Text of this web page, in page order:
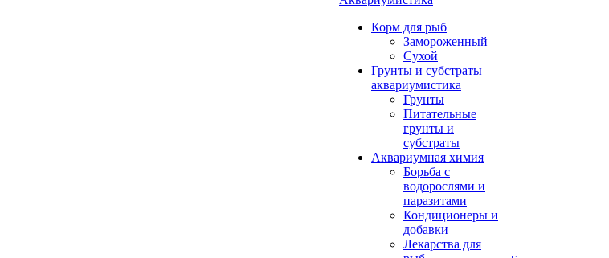
Корм для рыб
Замороженный
Сухой
Грунты и субстраты
аквариумистика
Грунты
Питательные
грунты и
субстраты
Аквариумная химия
Борьба с
водорослями и
паразитами
Кондиционеры и
добавки
Лекарства для